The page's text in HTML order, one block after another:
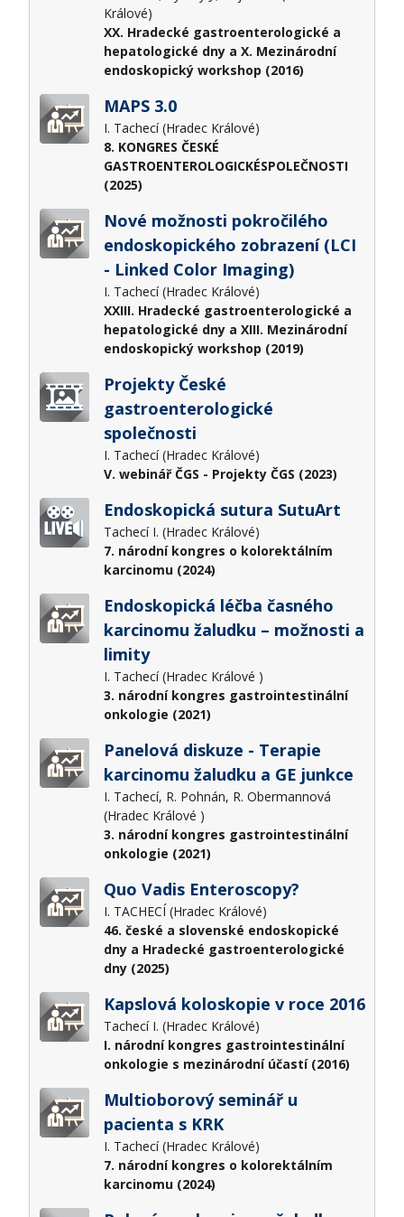
Králové)
XX. Hradecké gastroenterologické a
hepatologické dny a X. Mezinárodní
endoskopický workshop (2016)
MAPS 3.0
I. Tachecí (Hradec Králové)
8. KONGRES ČESKÉ
GASTROENTEROLOGICKÉSPOLEČNOSTI
(2025)
Nové možnosti pokročilého
endoskopického zobrazení (LCI
- Linked Color Imaging)
I. Tachecí (Hradec Králové)
XXIII. Hradecké gastroenterologické a
hepatologické dny a XIII. Mezinárodní
endoskopický workshop (2019)
Projekty České
gastroenterologické
společnosti
I. Tachecí (Hradec Králové)
V. webinář ČGS - Projekty ČGS (2023)
Endoskopická sutura SutuArt
Tachecí I. (Hradec Králové)
7. národní kongres o kolorektálním
karcinomu (2024)
Endoskopická léčba časného
karcinomu žaludku – možnosti a
limity
I. Tachecí (Hradec Králové )
3. národní kongres gastrointestinální
onkologie (2021)
Panelová diskuze - Terapie
karcinomu žaludku a GE junkce
I. Tachecí, R. Pohnán, R. Obermannová
(Hradec Králové )
3. národní kongres gastrointestinální
onkologie (2021)
Quo Vadis Enteroscopy?
I. TACHECÍ (Hradec Králové)
46. české a slovenské endoskopické
dny a Hradecké gastroenterologické
dny (2025)
Kapslová koloskopie v roce 2016
Tachecí I. (Hradec Králové)
I. národní kongres gastrointestinální
onkologie s mezinárodní účastí (2016)
Multioborový seminář u
pacienta s KRK
I. Tachecí (Hradec Králové)
7. národní kongres o kolorektálním
karcinomu (2024)